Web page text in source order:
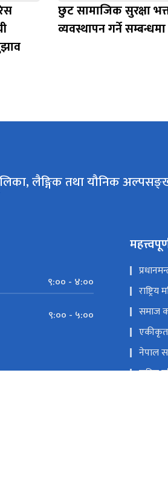
छुट सामाजिक सुरक्षा
व्यवस्थापन गर्ने सम्बन्धमा
लैङ्गिक तथा यौनिक
९:०० - ४:००
९:०० - ५:००
समाज
एकीकृत
नेपाल